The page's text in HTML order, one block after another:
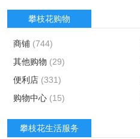
攀枝花购物
商铺 (744)
其他购物 (29)
便利店 (331)
购物中心 (15)
攀枝花生活服务